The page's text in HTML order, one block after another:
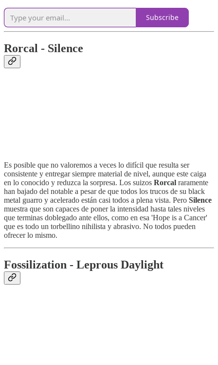
Subscribe
Rorcal - Silence
Es posible que no valoremos a veces lo difícil que resulta ser
consistente y entregar siempre material de nivel, aunque este caiga
en lo conocido y reduzca la sorpresa. Los suizos Rorcal raramente
han bajado del notable a pesar de que todos los trucos de su black
metal guarro y acelerado están casi todos a plena vista. Pero Silence
muestra que son capaces de poner la intensidad hasta tales niveles
que terminas doblegado ante ellos, como en esa 'Hope is a Cancer'
que es todo un torbellino nihilista y abrasivo. No todos pueden
ofrecer lo mismo.
Fossilization - Leprous Daylight